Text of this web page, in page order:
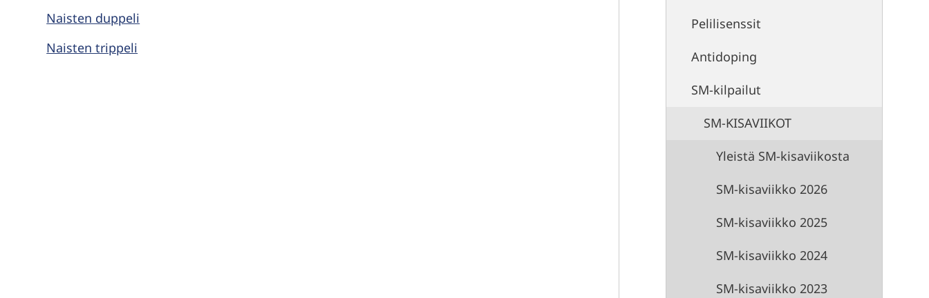
Naisten duppeli
Naisten trippeli
Pelilisenssit
Antidoping
SM-kilpailut
SM-KISAVIIKOT
Yleistä SM-kisaviikosta
SM-kisaviikko 2026
SM-kisaviikko 2025
SM-kisaviikko 2024
SM-kisaviikko 2023